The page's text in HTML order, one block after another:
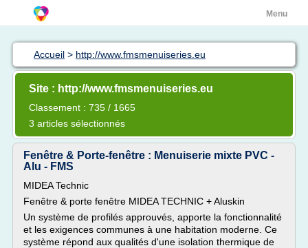
Menu
Accueil > http://www.fmsmenuiseries.eu
Site : http://www.fmsmenuiseries.eu
Classement : 735 / 1665
3 articles sélectionnés
Fenêtre & Porte-fenêtre : Menuiserie mixte PVC -
Alu - FMS
MIDEA Technic
Fenêtre & porte fenêtre MIDEA TECHNIC + Aluskin
Un système de profilés approuvés, apporte la fonctionnalité
et les exigences communes à une habitation moderne. Ce
système répond aux qualités d'une isolation thermique de